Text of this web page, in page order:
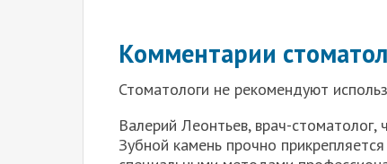
Комментарии
Стоматологи не рекомендуют
Валерий Леонтьев, врач-стоматолог,
Зубной камень прочно